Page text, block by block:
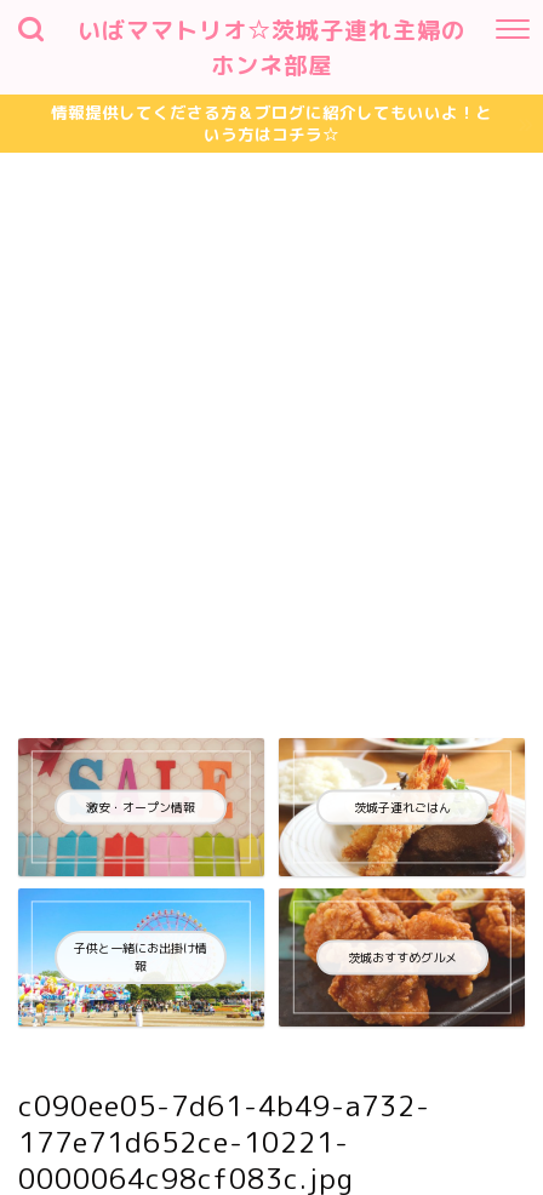
いばママトリオ☆茨城子連れ主婦の
ホンネ部屋
情報提供してくださる方＆ブログに紹介してもいいよ！と
いう方はコチラ☆
激安・オープン情報 茨城子連れごはん
子供と一緒にお出掛け情
報
茨城おすすめグルメ
c090ee05-7d61-4b49-a732-
177e71d652ce-10221-
0000064c98cf083c.jpg